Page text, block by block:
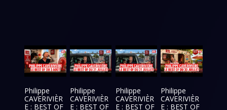
Philippe
CAVERIVIÈR
E : BEST OF
Philippe
CAVERIVIÈR
E : BEST OF
Philippe
CAVERIVIÈR
E : BEST OF
Philippe
CAVERIVIÈR
E : BEST OF